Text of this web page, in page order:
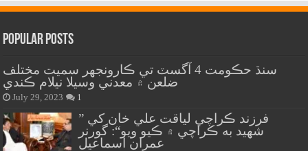
Popular Posts
سنڌ حڪومت 4 آگسٽ تي ڪارونجهر سميت مختلف
ضلعن ۾ معدني وسيلا نيلام ڪندي
July 29, 2023 1
” فرزند ڪراچي لياقت علي خان کي
شهيد به ڪراچي ۾ ڪيو ويو“: گورنر
عمران اسماعيل